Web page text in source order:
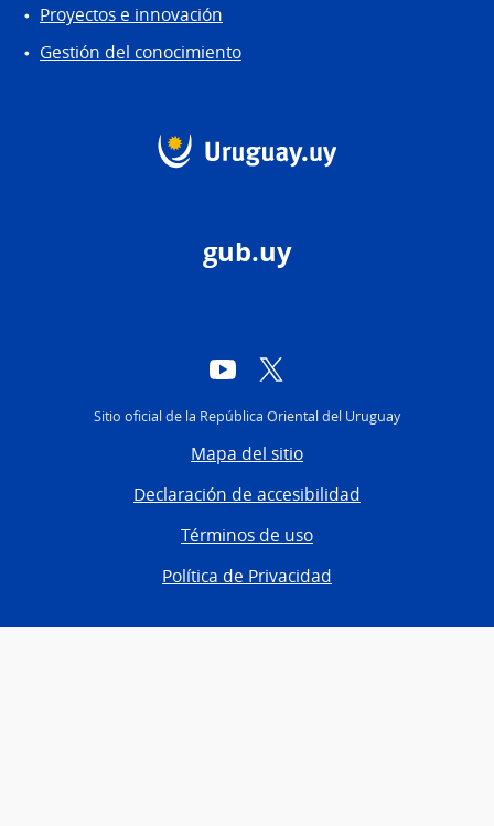
Proyectos e innovación
Gestión del conocimiento
gub.uy
YouTube
Sitio oficial de la República Oriental del Uruguay
Mapa del sitio
Declaración de accesibilidad
Términos de uso
Política de Privacidad